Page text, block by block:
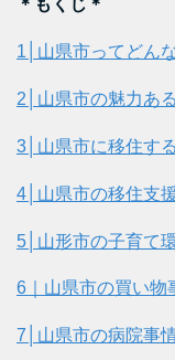
1│ 山県市ってどん
2│ 山県市の魅力あ
3│ 山県市に移住す
4│ 山県市の移住支援
5│ 山形市の子育て
6｜ 山県市の買い物
7│ 山県市の病院事